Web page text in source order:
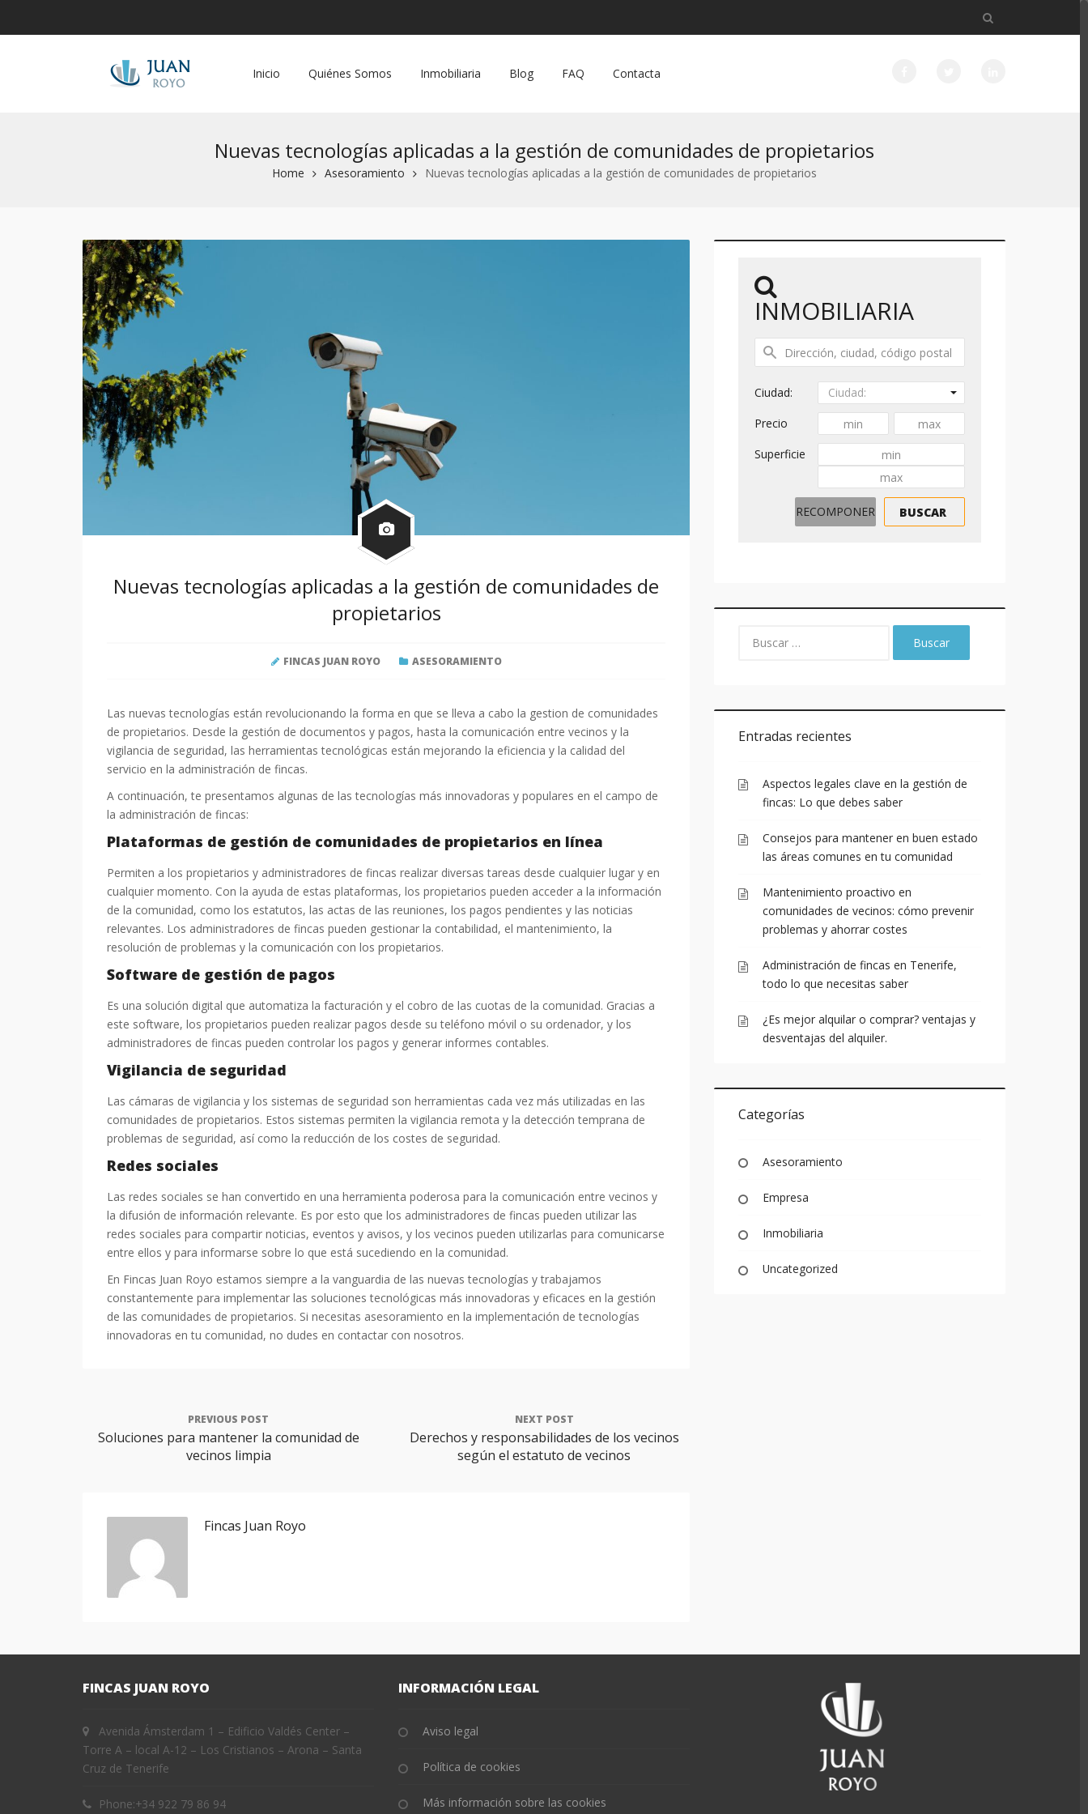
Inicio Quiénes Somos Inmobiliaria Blog FAQ Contacta
Nuevas tecnologías aplicadas a la gestión de comunidades de propietarios
Home Asesoramiento Nuevas tecnologías aplicadas a la gestión de comunidades de propietarios
Nuevas tecnologías aplicadas a la gestión de comunidades de
propietarios
FINCAS JUAN ROYO ASESORAMIENTO
Las nuevas tecnologías están revolucionando la forma en que se lleva a cabo la gestion de comunidades
de propietarios. Desde la gestión de documentos y pagos, hasta la comunicación entre vecinos y la
vigilancia de seguridad, las herramientas tecnológicas están mejorando la eficiencia y la calidad del
servicio en la administración de fincas.
A continuación, te presentamos algunas de las tecnologías más innovadoras y populares en el campo de
la administración de fincas:
Plataformas de gestión de comunidades de propietarios en línea
Permiten a los propietarios y administradores de fincas realizar diversas tareas desde cualquier lugar y en
cualquier momento. Con la ayuda de estas plataformas, los propietarios pueden acceder a la información
de la comunidad, como los estatutos, las actas de las reuniones, los pagos pendientes y las noticias
relevantes. Los administradores de fincas pueden gestionar la contabilidad, el mantenimiento, la
resolución de problemas y la comunicación con los propietarios.
Software de gestión de pagos
Es una solución digital que automatiza la facturación y el cobro de las cuotas de la comunidad. Gracias a
este software, los propietarios pueden realizar pagos desde su teléfono móvil o su ordenador, y los
administradores de fincas pueden controlar los pagos y generar informes contables.
Vigilancia de seguridad
Las cámaras de vigilancia y los sistemas de seguridad son herramientas cada vez más utilizadas en las
comunidades de propietarios. Estos sistemas permiten la vigilancia remota y la detección temprana de
problemas de seguridad, así como la reducción de los costes de seguridad.
Redes sociales
Las redes sociales se han convertido en una herramienta poderosa para la comunicación entre vecinos y
la difusión de información relevante. Es por esto que los administradores de fincas pueden utilizar las
redes sociales para compartir noticias, eventos y avisos, y los vecinos pueden utilizarlas para comunicarse
entre ellos y para informarse sobre lo que está sucediendo en la comunidad.
En Fincas Juan Royo estamos siempre a la vanguardia de las nuevas tecnologías y trabajamos
constantemente para implementar las soluciones tecnológicas más innovadoras y eficaces en la gestión
de las comunidades de propietarios. Si necesitas asesoramiento en la implementación de tecnologías
innovadoras en tu comunidad, no dudes en contactar con nosotros.
PREVIOUS POST
Soluciones para mantener la comunidad de
vecinos limpia
NEXT POST
Derechos y responsabilidades de los vecinos
según el estatuto de vecinos
Fincas Juan Royo
INMOBILIARIA
Ciudad:
Ciudad:
Precio
Superficie
Entradas recientes
Aspectos legales clave en la gestión de
fincas: Lo que debes saber
Consejos para mantener en buen estado
las áreas comunes en tu comunidad
Mantenimiento proactivo en
comunidades de vecinos: cómo prevenir
problemas y ahorrar costes
Administración de fincas en Tenerife,
todo lo que necesitas saber
¿Es mejor alquilar o comprar? ventajas y
desventajas del alquiler.
Categorías
Asesoramiento
Empresa
Inmobiliaria
Uncategorized
FINCAS JUAN ROYO
Avenida Ámsterdam 1 – Edificio Valdés Center –
Torre A – local A-12 – Los Cristianos – Arona – Santa
Cruz de Tenerife
Phone:+34 922 79 86 94
INFORMACIÓN LEGAL
Aviso legal
Política de cookies
Más información sobre las cookies